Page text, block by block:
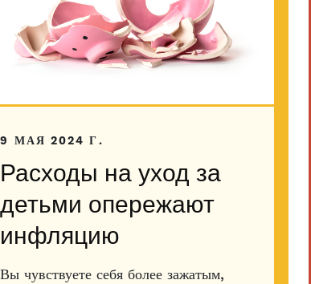
9 МАЯ 2024 Г.
Расходы на уход за
детьми опережают
инфляцию
Вы чувствуете себя более зажатым,